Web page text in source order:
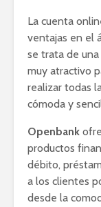
La cuenta
ventajas en el
se trata de
muy atractivo
realizar todas
cómoda y
Openbank
productos
débito,
a los clientes
desde la